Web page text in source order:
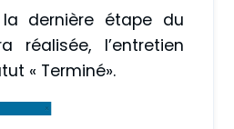
dernière étape du
réalisée, l’entretien
« Terminé».